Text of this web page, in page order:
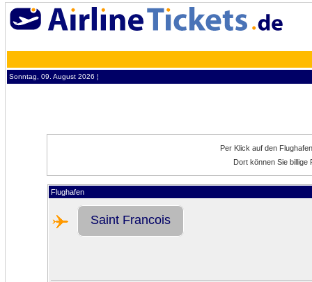
Sonntag, 09. August 2026 ¦
Per Klick auf den
Dort können Sie
Flughafen
Saint Francois